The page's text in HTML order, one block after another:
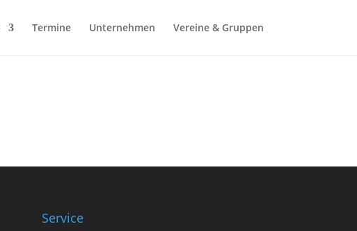
Termine Unternehmen Vereine & Gruppen
Service